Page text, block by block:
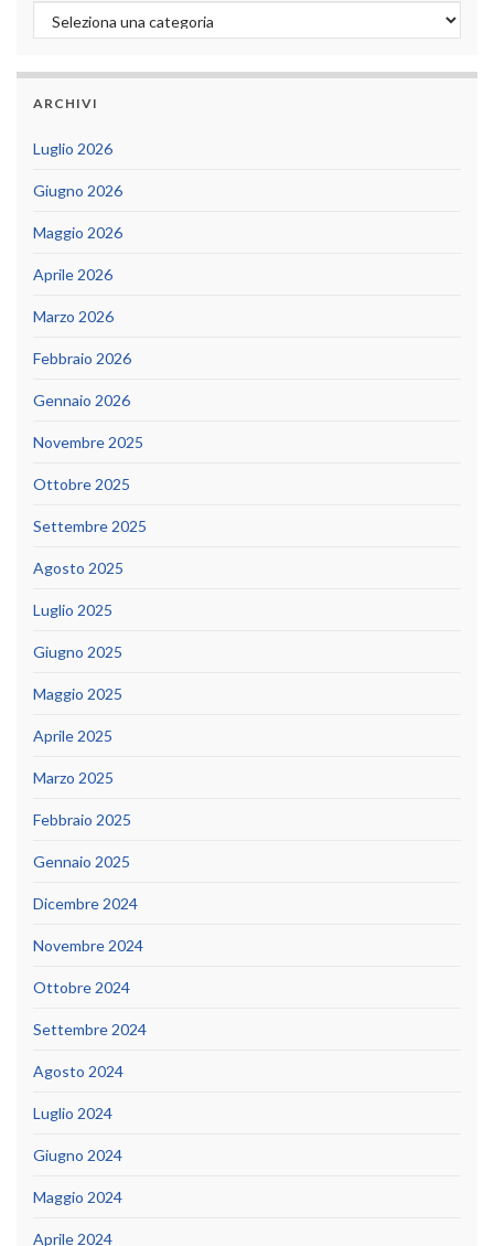
Categorie
ARCHIVI
Luglio 2026
Giugno 2026
Maggio 2026
Aprile 2026
Marzo 2026
Febbraio 2026
Gennaio 2026
Novembre 2025
Ottobre 2025
Settembre 2025
Agosto 2025
Luglio 2025
Giugno 2025
Maggio 2025
Aprile 2025
Marzo 2025
Febbraio 2025
Gennaio 2025
Dicembre 2024
Novembre 2024
Ottobre 2024
Settembre 2024
Agosto 2024
Luglio 2024
Giugno 2024
Maggio 2024
Aprile 2024